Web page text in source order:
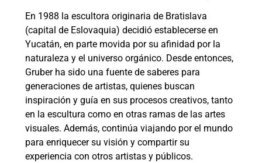
En 1988 la escultora originaria de Bratislava
(capital de Eslovaquia) decidió establecerse en
Yucatán, en parte movida por su afinidad por la
naturaleza y el universo orgánico. Desde entonces,
Gruber ha sido una fuente de saberes para
generaciones de artistas, quienes buscan
inspiración y guía en sus procesos creativos, tanto
en la escultura como en otras ramas de las artes
visuales. Además, continúa viajando por el mundo
para enriquecer su visión y compartir su
experiencia con otros artistas y públicos.